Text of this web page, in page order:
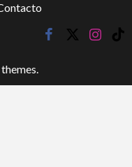
facebook
twitter
tik